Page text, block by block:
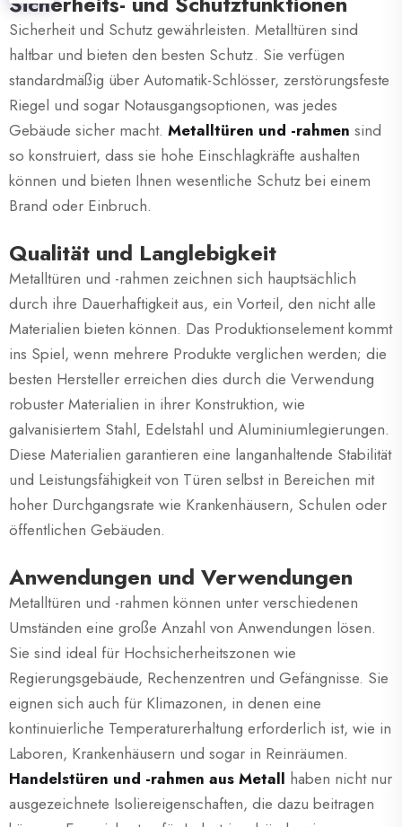
Sicherheit und Schutz gewährleisten. Metalltüren sind
haltbar und bieten den besten Schutz. Sie verfügen
standardmäßig über Automatik-Schlösser, zerstörungsfeste
Riegel und sogar Notausgangsoptionen, was jedes
Gebäude sicher macht. Metalltüren und -rahmen sind
so konstruiert, dass sie hohe Einschlagkräfte aushalten
können und bieten Ihnen wesentliche Schutz bei einem
Brand oder Einbruch.
Qualität und Langlebigkeit
Metalltüren und -rahmen zeichnen sich hauptsächlich
durch ihre Dauerhaftigkeit aus, ein Vorteil, den nicht alle
Materialien bieten können. Das Produktionselement kommt
ins Spiel, wenn mehrere Produkte verglichen werden; die
besten Hersteller erreichen dies durch die Verwendung
robuster Materialien in ihrer Konstruktion, wie
galvanisiertem Stahl, Edelstahl und Aluminiumlegierungen.
Diese Materialien garantieren eine langanhaltende Stabilität
und Leistungsfähigkeit von Türen selbst in Bereichen mit
hoher Durchgangsrate wie Krankenhäusern, Schulen oder
öffentlichen Gebäuden.
Anwendungen und Verwendungen
Metalltüren und -rahmen können unter verschiedenen
Umständen eine große Anzahl von Anwendungen lösen.
Sie sind ideal für Hochsicherheitszonen wie
Regierungsgebäude, Rechenzentren und Gefängnisse. Sie
eignen sich auch für Klimazonen, in denen eine
kontinuierliche Temperaturerhaltung erforderlich ist, wie in
Laboren, Krankenhäusern und sogar in Reinräumen.
Handelstüren und -rahmen aus Metall haben nicht nur
ausgezeichnete Isoliereigenschaften, die dazu beitragen